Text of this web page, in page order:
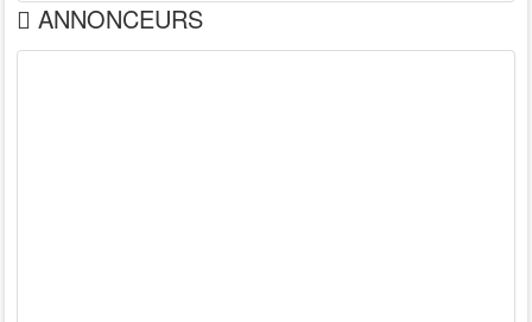
ANNONCEURS